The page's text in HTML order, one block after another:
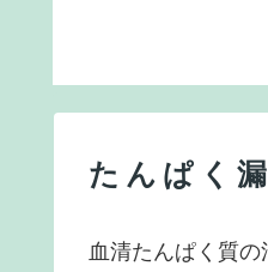
たんぱく
血清たんぱく質の